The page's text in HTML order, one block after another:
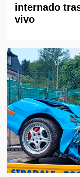
internado
vivo